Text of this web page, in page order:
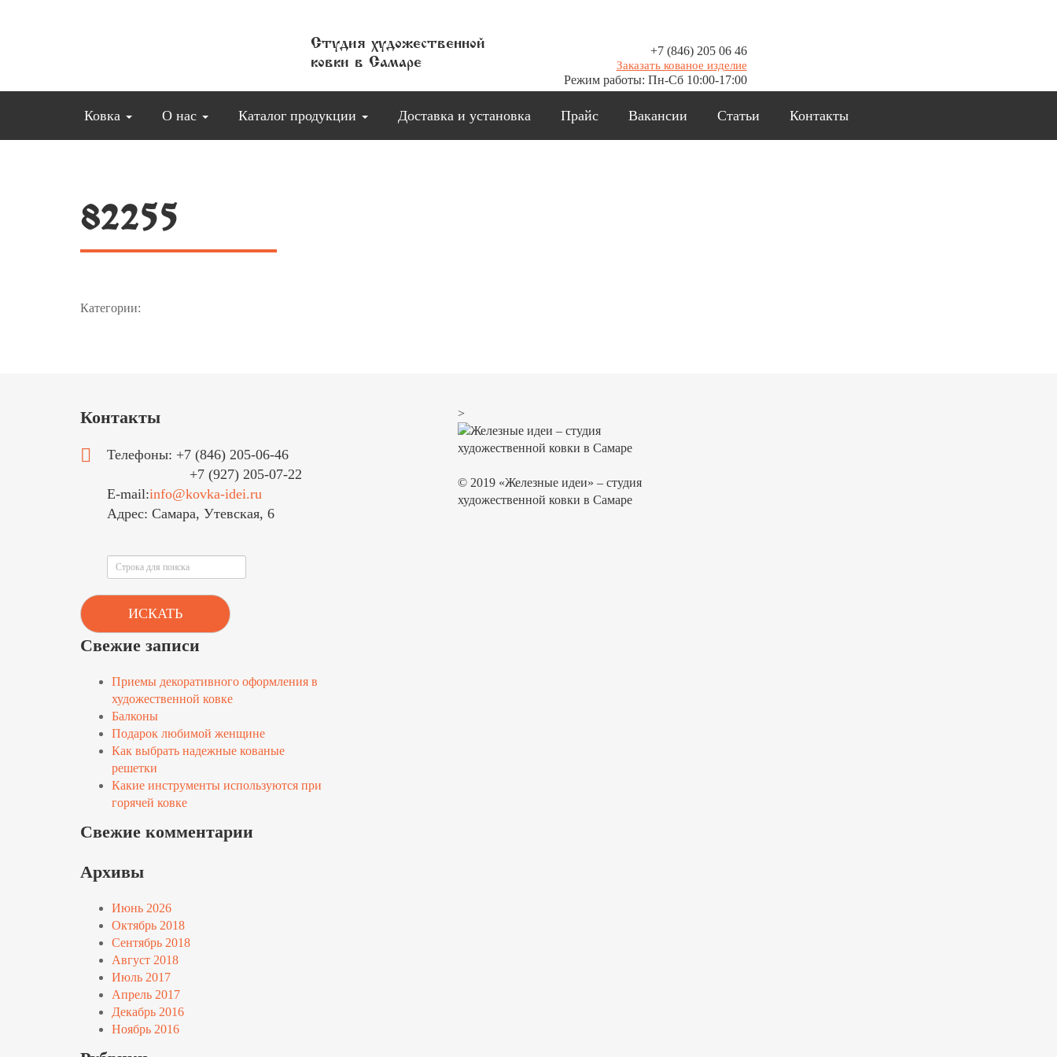
Студия художественной
ковки в Самаре
+7 (846) 205 06 46
Заказать кованое изделие
Режим работы: Пн-Сб 10:00-17:00
Ковка О нас Каталог продукции Доставка и установка Прайс Вакансии Статьи Контакты
82255
Категории:
Контакты
Телефоны: +7 (846) 205-06-46
+7 (927) 205-07-22
E-mail:info@kovka-idei.ru
Адрес: Самара, Утевская, 6
ИСКАТЬ
Свежие записи
Приемы декоративного оформления в
художественной ковке
Балконы
Подарок любимой женщине
Как выбрать надежные кованые
решетки
Какие инструменты используются при
горячей ковке
Свежие комментарии
Архивы
Июнь 2026
Октябрь 2018
Сентябрь 2018
Август 2018
Июль 2017
Апрель 2017
Декабрь 2016
Ноябрь 2016
>
© 2019 «Железные идеи» – студия
художественной ковки в Самаре